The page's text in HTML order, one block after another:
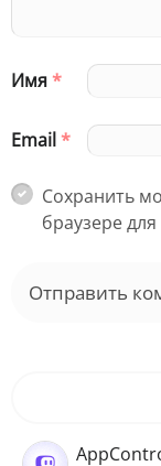
Имя*
Email*
Сохранить
браузере